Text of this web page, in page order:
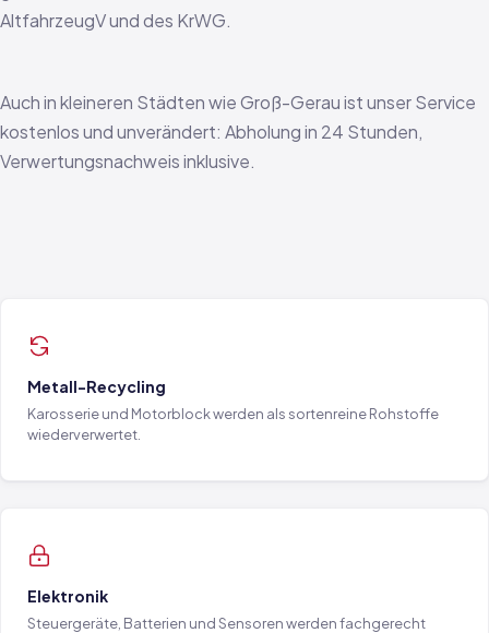
AltfahrzeugV und des KrWG.
Auch in kleineren Städten wie Groß-Gerau ist unser Service
kostenlos und unverändert: Abholung in 24 Stunden,
Verwertungsnachweis inklusive.
Metall-Recycling
Karosserie und Motorblock werden als sortenreine Rohstoffe
wiederverwertet.
Elektronik
Steuergeräte, Batterien und Sensoren werden fachgerecht